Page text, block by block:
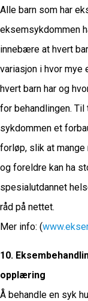
Alle barn som har
eksemsykdommen
innebære at hvert
variasjon i hvor mye
hvert barn har og
for behandlingen.
sykdommen et
forløp, slik at
og foreldre kan ha
spesialutdannet
råd på nettet.
Mer info: (
10.
opplæring
Å behandle en syk